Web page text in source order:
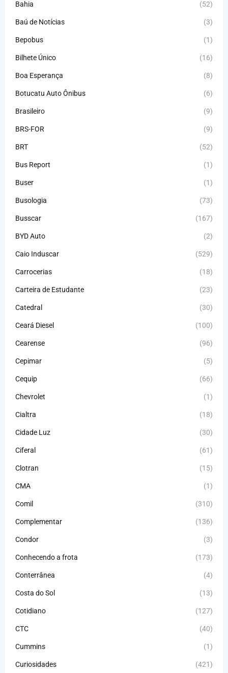
Bahia (52)
Baú de Notícias (3)
Bepobus (1)
Bilhete Único (16)
Boa Esperança (8)
Botucatu Auto Ônibus (6)
Brasileiro (9)
BRS-FOR (9)
BRT (52)
Bus Report (1)
Buser (1)
Busologia (73)
Busscar (167)
BYD Auto (2)
Caio Induscar (529)
Carrocerias (18)
Carteira de Estudante (23)
Catedral (30)
Ceará Diesel (100)
Cearense (96)
Cepimar (5)
Cequip (66)
Chevrolet (1)
Cialtra (18)
Cidade Luz (30)
Ciferal (61)
Clotran (15)
CMA (1)
Comil (310)
Complementar (136)
Condor (3)
Conhecendo a frota (173)
Conterrânea (4)
Costa do Sol (13)
Cotidiano (127)
CTC (40)
Cummins (1)
Curiosidades (421)